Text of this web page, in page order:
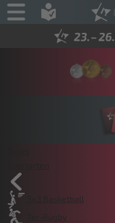
3x3 Basketball
7er-Rugby